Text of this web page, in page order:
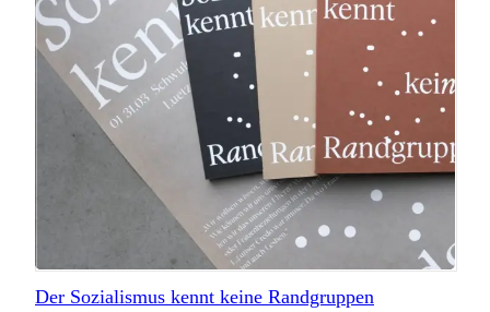
Der Sozialismus kennt keine Randgruppen